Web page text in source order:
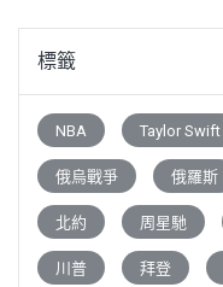
標籤
NBA Taylor Swift
俄烏戰爭 俄羅斯
北約 周星馳
川普 拜登